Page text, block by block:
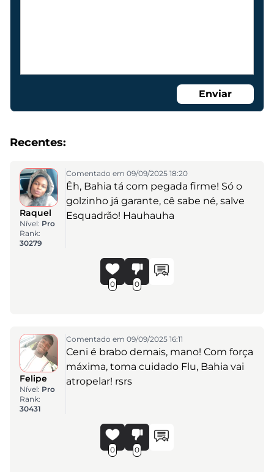
Enviar
Recentes:
Raquel
Nível: Pro
Rank:
30279
Comentado em 09/09/2025 18:20
Êh, Bahia tá com pegada firme! Só o
golzinho já garante, cê sabe né, salve
Esquadrão! Hauhauha
0 0
Felipe
Nível: Pro
Rank:
30431
Comentado em 09/09/2025 16:11
Ceni é brabo demais, mano! Com força
máxima, toma cuidado Flu, Bahia vai
atropelar! rsrs
0 0